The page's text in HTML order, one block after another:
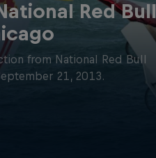
Red Bull
from National Red Bull
21, 2013.